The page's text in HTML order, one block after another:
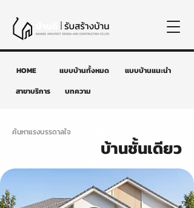
HOME แบบบ้านทั้งหมด
แบบบ้านแนะนำ
สาขาบริการ
บทความ
ค้นหาแรงบรรดาลใจ
บ้านชั้นเดียว